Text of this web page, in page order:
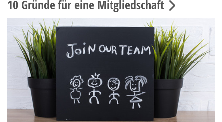
10 Gründe für eine Mitgliedschaft